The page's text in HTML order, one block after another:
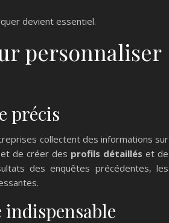
devient essentiel.
personnaliser
précis
collectent des informations sur
de créer des profils détaillés et de
des enquêtes précédentes, les